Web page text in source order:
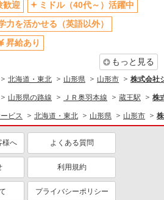
歓迎
ミドル（40代～）活躍中
力を活かせる（英語以外）
昇給あり
もっと見る
北海道・東北 山形県 山形市 株式会社
山形県の路線 ＪＲ奥羽本線 蔵王駅 株
ビス 北海道・東北 山形県 山形市
様へ よくある質問
利用規約
プライバシーポリシー